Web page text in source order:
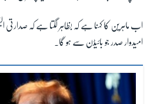
اب ماہرین کا کہنا ہے کہ بظاہر لگتا ہے کہ صدارتی
امیدوار صدر جو بائیڈن سے ہو گا۔